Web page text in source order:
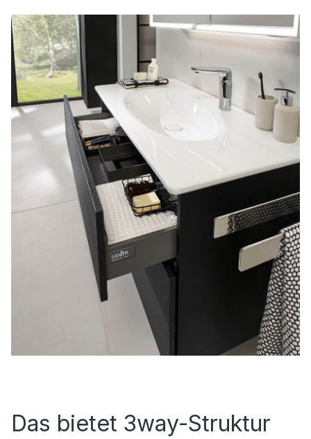
Das bietet 3way-Struktur